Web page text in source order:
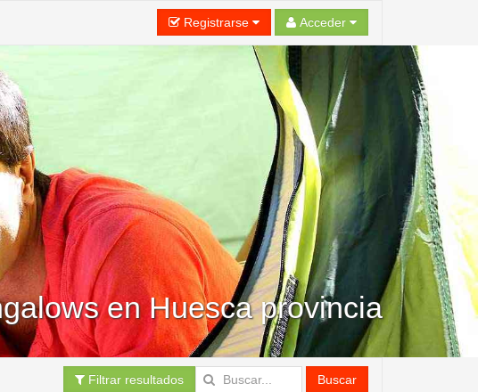
Registrarse Acceder
en Huesca provincia
Filtrar resultados Buscar